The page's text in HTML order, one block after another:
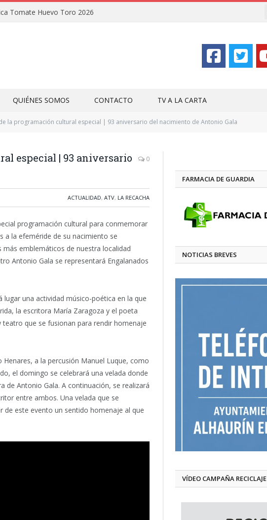
Tomate Huevo Toro 2026
QUIÉNES SOMOS CONTACTO TV A LA CARTA
la programación cultural especial | 93 aniversario del nacimiento de Antonio Gala
especial | 93 aniversario
0
ACTUALIDAD, ATV, LA RECACHA
programación cultural para conmemorar
a la efeméride de su nacimiento se
emblemáticos de nuestra localidad
Antonio Gala se representará Engalanados
una actividad músico-poética en la que
la escritora María Zaragoza y el poeta
teatro que se fusionan para rendir homenaje
a la percusión Manuel Luque, como
el domingo se celebrará una velada donde
de Antonio Gala. A continuación, se realizará
entre ambos. Una velada que se
de este evento un sentido homenaje al que
FARMACIA DE GUARDIA
NOTICIAS BREVES
VÍDEO CAMPAÑA RECICLAJE